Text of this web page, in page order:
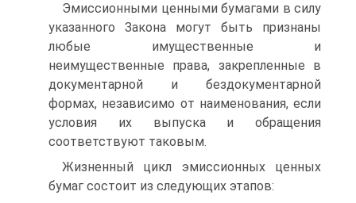
Эмиссионными ценными бумагами в силу
указанного Закона могут быть признаны
любые имущественные и
неимущественные права, закрепленные в
документарной и бездокументарной
формах, независимо от наименования, если
условия их выпуска и обращения
соответствуют таковым.
Жизненный цикл эмиссионных ценных
бумаг состоит из следующих этапов: